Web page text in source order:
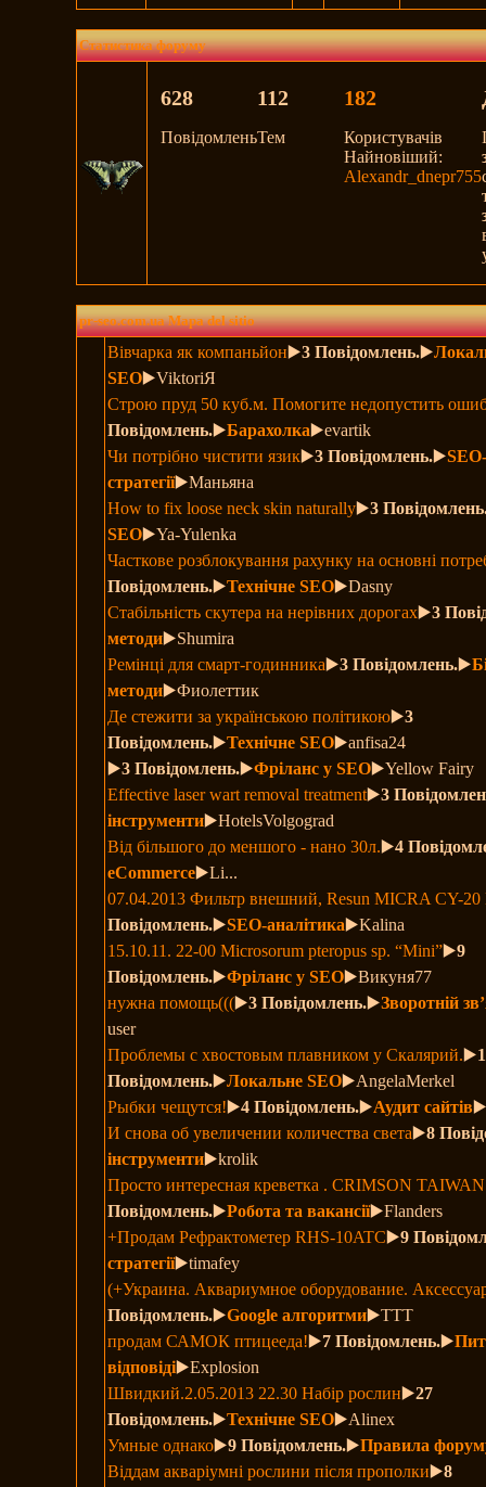
Статистика форуму
628
Повідомлень
112
Тем
182
Користувачів
Найновіший:
Alexandr_dnepr755
pr-seo.com.ua Mapa del sitio
Вівчарка як компаньйон▶️3 Повідомлень.▶️
SEO▶️ViktoriЯ
Строю пруд 50 куб.м. Помогите недопустить
Повідомлень.▶️Барахолка▶️evartik
Чи потрібно чистити язик▶️3 Повідомлень.▶️
стратегії▶️Маньяна
How to fix loose neck skin naturally▶️3
SEO▶️Ya-Yulenka
Часткове розблокування рахунку на основні
Повідомлень.▶️Технічне SEO▶️Dasny
Стабільність скутера на нерівних дорогах▶️3
методи▶️Shumira
Ремінці для смарт-годинника▶️3 Повідомлень.▶️
методи▶️Фиолеттик
Де стежити за українською політикою▶️3
Повідомлень.▶️Технічне SEO▶️anfisa24
▶️3 Повідомлень.▶️Фріланс у SEO▶️Yellow Fairy
Effective laser wart removal treatment▶️3
інструменти▶️HotelsVolgograd
Від більшого до меншого - нано 30л.▶️4
eCommerce▶️Li...
07.04.2013 Фильтр внешний, Resun MICRA CY-
Повідомлень.▶️SEO-аналітика▶️Kalina
15.10.11. 22-00 Microsorum pteropus sp. “Mini”▶️9
Повідомлень.▶️Фріланс у SEO▶️Викуня77
нужна помощь(((▶️3 Повідомлень.▶️Зворотній
user
Проблемы с хвостовым плавником у Скалярий.▶️
Повідомлень.▶️Локальне SEO▶️AngelaMerkel
Рыбки чещутся!▶️4 Повідомлень.▶️Аудит сайтів
И снова об увеличении количества света▶️8
інструменти▶️krolik
Просто интересная креветка . CRIMSON
Повідомлень.▶️Робота та вакансії▶️Flanders
+Продам Рефрактометер RHS-10ATC▶️9
стратегії▶️timafey
(+Украина. Аквариумное оборудование.
Повідомлень.▶️Google алгоритми▶️ТТТ
продам САМОК птицееда!▶️7 Повідомлень.▶️
відповіді▶️Explosion
Швидкий.2.05.2013 22.30 Набір рослин▶️27
Повідомлень.▶️Технічне SEO▶️Alinex
Умные однако▶️9 Повідомлень.▶️Правила
Віддам акваріумні рослини після прополки▶️8